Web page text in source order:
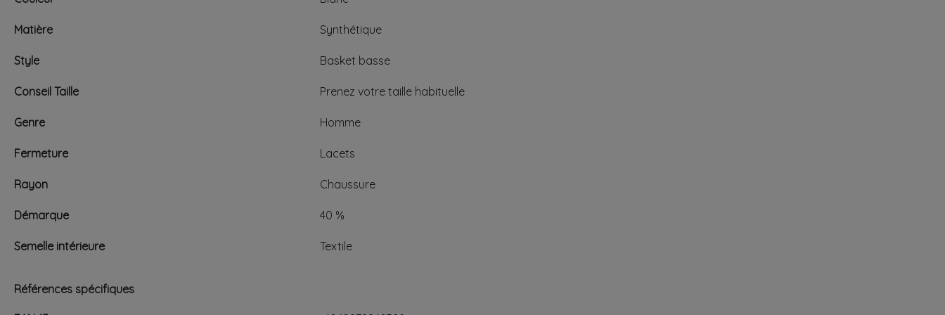
Matière Synthétique
Style Basket basse
Conseil Taille Prenez votre taille habituelle
Genre Homme
Fermeture Lacets
Rayon Chaussure
Démarque 40 %
Semelle intérieure Textile
Références spécifiques